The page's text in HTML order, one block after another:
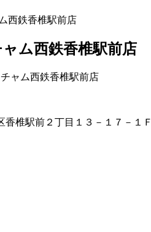
西鉄香椎駅前店
ム西鉄香椎駅前店
香椎駅前２丁目１３－１７－１Ｆ